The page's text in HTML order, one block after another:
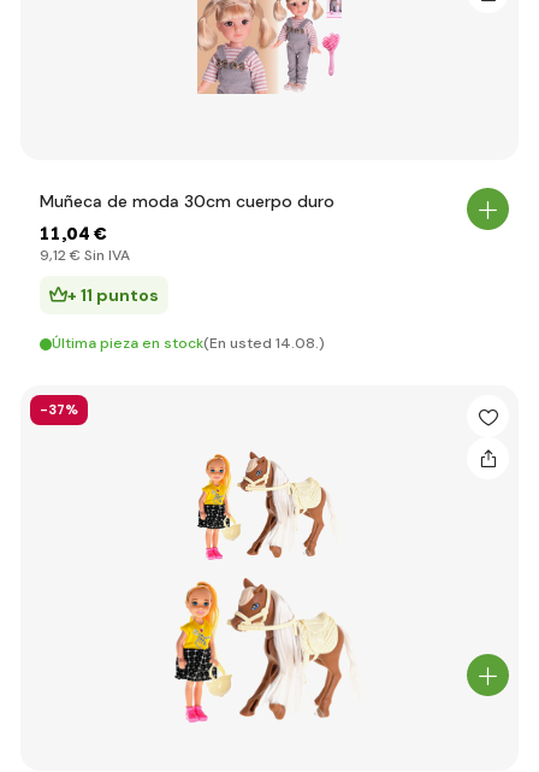
Muñeca de moda 30cm cuerpo duro
11,04 €
9,12 € Sin IVA
+ 11 puntos
Última pieza en stock(En usted 14.08.)
-37%